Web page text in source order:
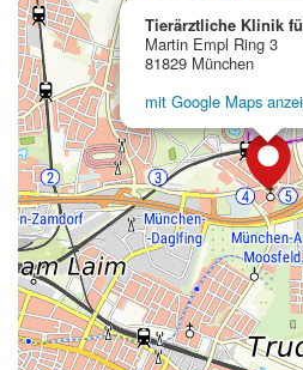
Tierärztliche Klinik
Martin Empl Ring 3
81829 München
mit Google Maps